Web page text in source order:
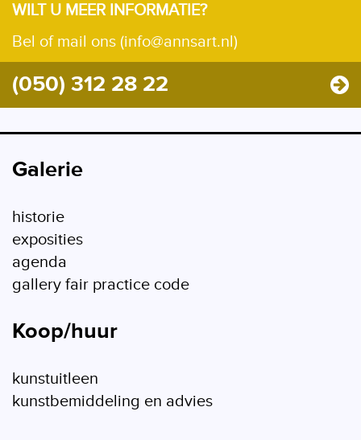
WILT U MEER INFORMATIE?
Bel of mail ons (info@annsart.nl)
(050) 312 28 22
Galerie
historie
exposities
agenda
gallery fair practice code
Koop/huur
kunstuitleen
kunstbemiddeling en advies